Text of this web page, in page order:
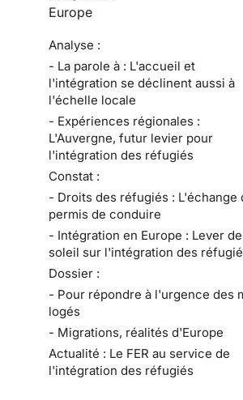
Europe
Analyse :
- La parole à : L'accueil et
l'intégration se déclinent aussi à
l'échelle locale
- Expériences régionales :
L'Auvergne, futur levier pour
l'intégration des réfugiés
Constat :
- Droits des réfugiés : L'échange
permis de conduire
- Intégration en Europe : Lever de
soleil sur l'intégration des
Dossier :
- Pour répondre à l'urgence des
logés
- Migrations, réalités d'Europe
Actualité : Le FER au service de
l'intégration des réfugiés